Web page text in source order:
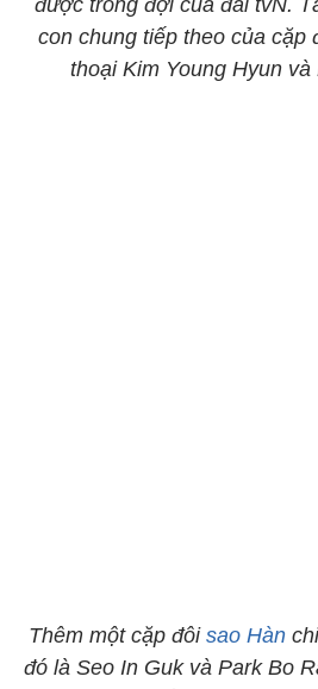
được trông đợi của đài tvN.
con chung tiếp theo của cặp
thoại Kim Young Hyun và
Thêm một cặp đôi sao Hàn
đó là Seo In Guk và Park Bo